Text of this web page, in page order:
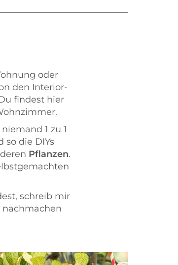
oder
den Interior-
findest hier
1 zu 1
die DIYs
Pflanzen.
schreib mir
nachmachen